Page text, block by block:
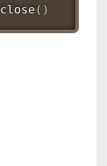
close ( )